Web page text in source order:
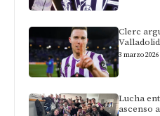
Clerc
Valladolid
3 marzo
Lucha
ascenso